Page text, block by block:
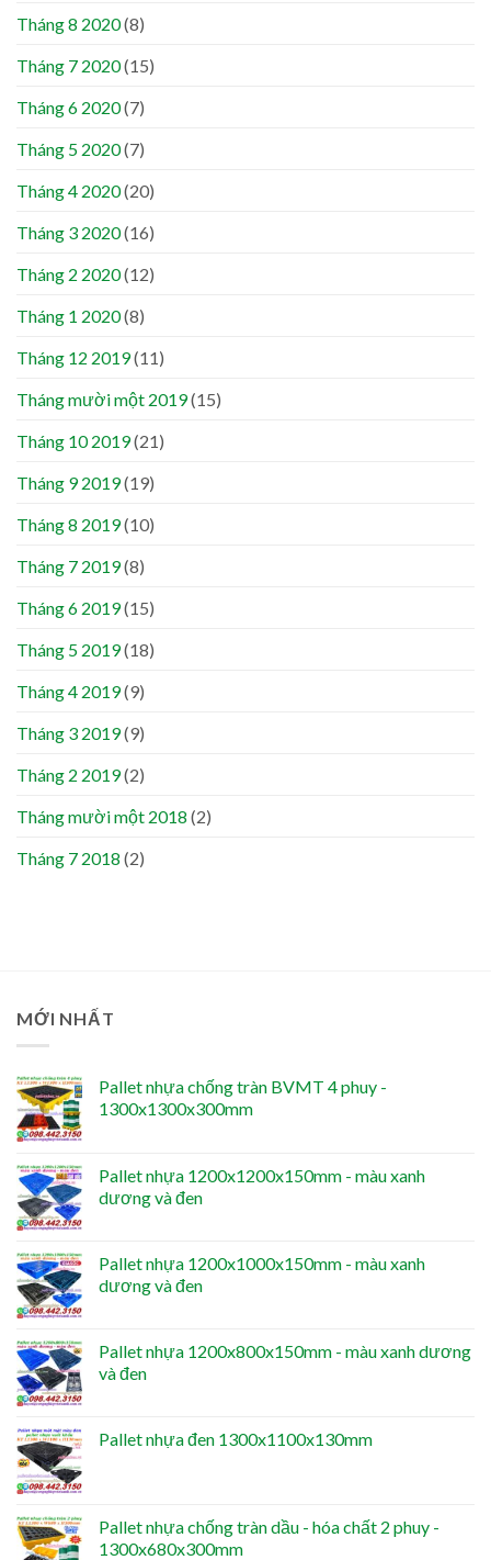
Tháng 8 2020(8)
Tháng 7 2020(15)
Tháng 6 2020(7)
Tháng 5 2020(7)
Tháng 4 2020(20)
Tháng 3 2020(16)
Tháng 2 2020(12)
Tháng 1 2020(8)
Tháng 12 2019(11)
Tháng mười một 2019(15)
Tháng 10 2019(21)
Tháng 9 2019(19)
Tháng 8 2019(10)
Tháng 7 2019(8)
Tháng 6 2019(15)
Tháng 5 2019(18)
Tháng 4 2019(9)
Tháng 3 2019(9)
Tháng 2 2019(2)
Tháng mười một 2018 (2)
Tháng 7 2018 (2)
MỚI NHẤT
Pallet nhựa chống tràn BVMT 4 phuy -
1300x1300x300mm
Pallet nhựa 1200x1200x150mm - màu xanh
dương và đen
Pallet nhựa 1200x1000x150mm - màu xanh
dương và đen
Pallet nhựa 1200x800x150mm - màu xanh dương
và đen
Pallet nhựa đen 1300x1100x130mm
Pallet nhựa chống tràn dầu - hóa chất 2 phuy -
1300x680x300mm